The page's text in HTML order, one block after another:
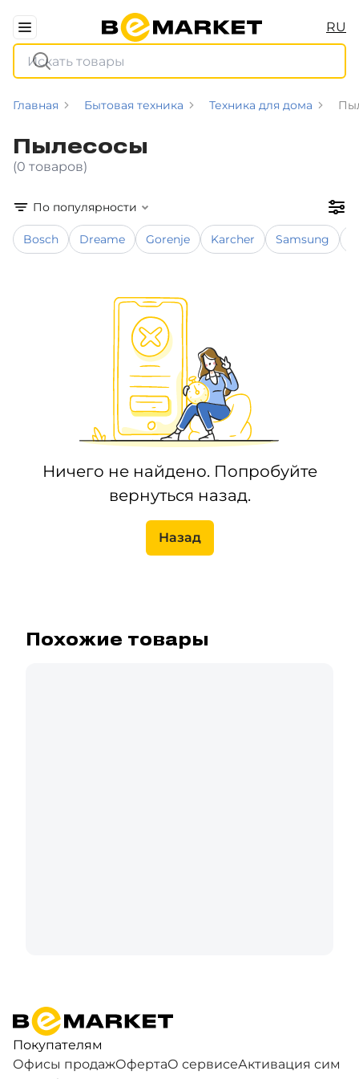
RU
Главная Бытовая техника Техника для дома
Пылесосы
(0 товаров)
По популярности
Bosch Dreame Gorenje Karcher Samsung
Ничего не найдено. Попробуйте
вернуться назад.
Назад
Похожие товары
Покупателям
Офисы продажОфертаО сервисеАктивация сим